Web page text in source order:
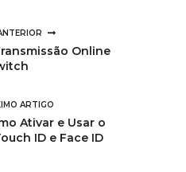
Online
ARTIGO
Ativar e Usar o
ID e Face ID